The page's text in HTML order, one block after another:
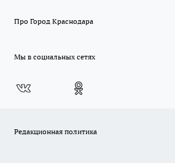
Про Город Краснодара
Мы в социальных сетях
Редакционная политика